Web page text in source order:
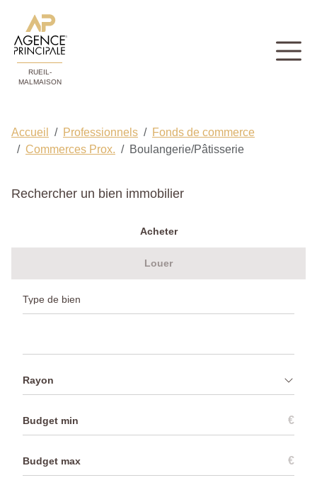
RUEIL-
MALMAISON
Accueil Professionnels
Fonds de commerce
Commerces Prox.
Boulangerie/Pâtisserie
Rechercher un bien immobilier
Acheter
Louer
Rayon
€
€